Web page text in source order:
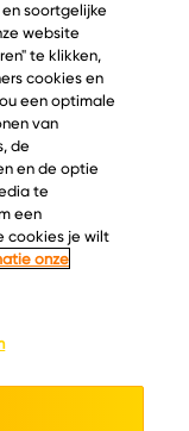
Over ons
Ontdek
Keurmerken
soortgelijke
website
te klikken,
cookies en
een optimale
van
de
en de optie
te
een
cookies je wilt
onze